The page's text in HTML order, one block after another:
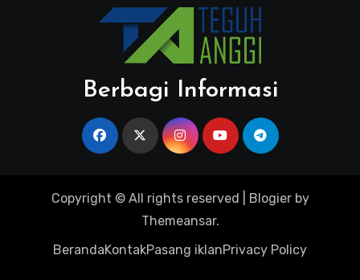
Berbagi Informasi
Copyright © All rights reserved Blogierby
Themeansar.
BerandaKontakPasang iklanPrivacy Policy